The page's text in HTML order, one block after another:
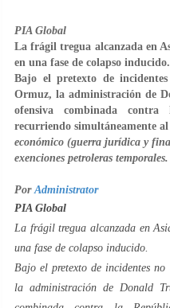
PIA Global
La frágil tregua alcanzada en
en una fase de colapso inducido.
Bajo el pretexto de
Ormuz, la administración de
ofensiva combinada
recurriendo simultáneamente
económico (guerra jurídica y
exenciones petroleras
Por Administrator
PIA Global
La frágil tregua alcanzada en
una fase de colapso inducido.
Bajo el pretexto de incidentes no
la administración de Donald